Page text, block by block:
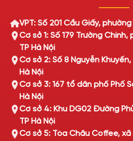
VPT: Số 201 Cầu Giấy,
Cơ sở 1: Số 179 Trường
TP Hà Nội
Cơ sở 2: Số 8 Nguyễn
Hà Nội
Cơ sở 3: 167 tổ dân phố Phố
Hà Nội
Cơ sở 4: Khu DG02 Đường
TP Hà Nội
Cơ sở 5: Tòa Châu Coffee, xã